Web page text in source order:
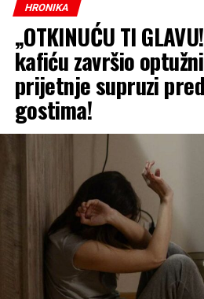
HRONIKA
„OTKINUĆU TI
kafiću završio
prijetnje supruzi
gostima!